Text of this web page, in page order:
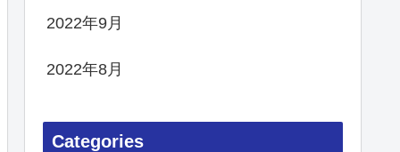
2022年9月
2022年8月
Categories